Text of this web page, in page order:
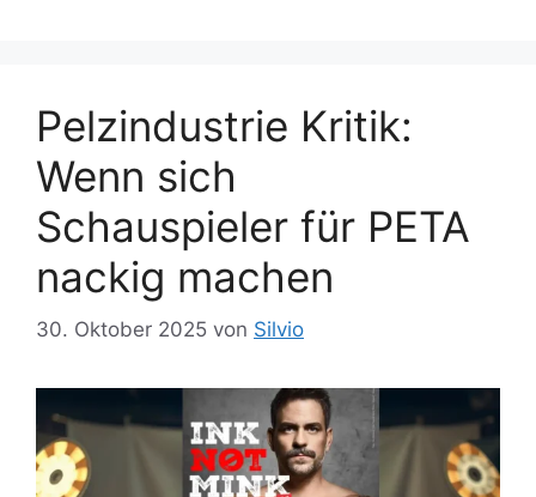
r
Pelzindustrie Kritik:
Wenn sich
Schauspieler für PETA
nackig machen
30. Oktober 2025 von Silvio